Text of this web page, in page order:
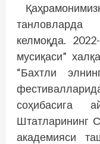
келмоқда.
мусиқаси”
“Бахтли
соҳибасига
Штатларининг
академияси